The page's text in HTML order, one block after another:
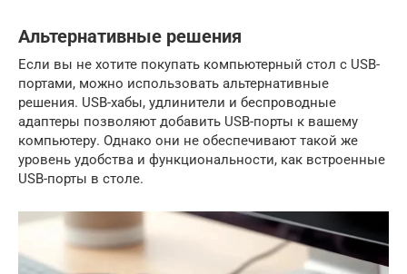
Альтернативные решения
Если вы не хотите покупать компьютерный стол с USB-
портами, можно использовать альтернативные
решения. USB-хабы, удлинители и беспроводные
адаптеры позволяют добавить USB-порты к вашему
компьютеру. Однако они не обеспечивают такой же
уровень удобства и функциональности, как встроенные
USB-порты в столе.